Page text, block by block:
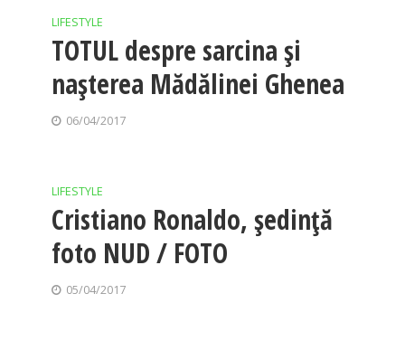
LIFESTYLE
TOTUL despre sarcina și
nașterea Mădălinei Ghenea
06/04/2017
LIFESTYLE
Cristiano Ronaldo, şedinţă
foto NUD / FOTO
05/04/2017